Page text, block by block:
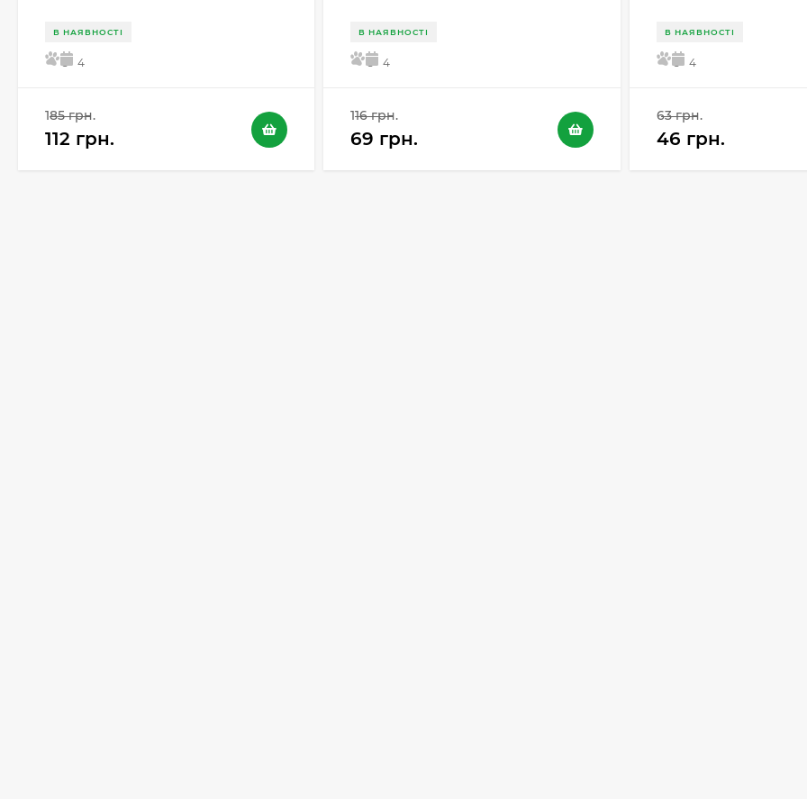
В НАЯВНОСТІ
5 4
185 грн.
112 грн.
В НАЯВНОСТІ
5 4
116 грн.
69 грн.
В НАЯВНОСТІ
5 4
63 грн.
46 грн.